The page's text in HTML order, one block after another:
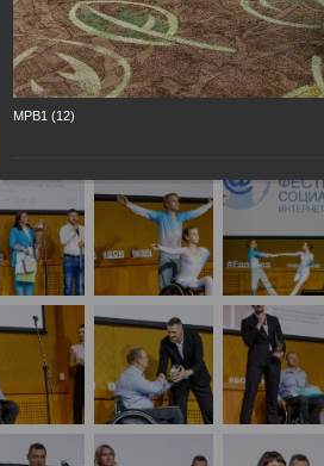
МРВ1 (12)